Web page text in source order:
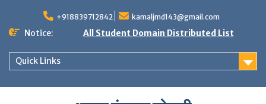
content
+918839712842 kamaljmd143@gmail.com
Notice: All Student Domain Distributed List
Quick Links